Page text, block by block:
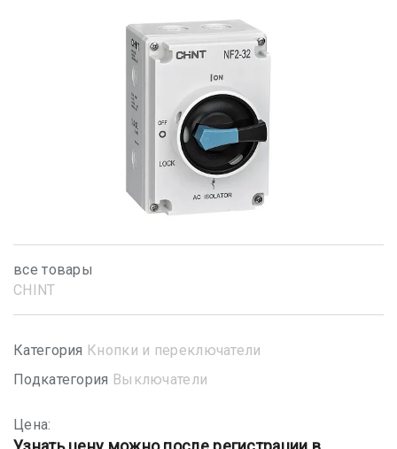
все товары
CHINT
Категория Кнопки и переключатели
Подкатегория Выключатели
Цена: